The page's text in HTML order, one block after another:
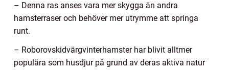
– Denna ras anses vara mer skygga än andra
hamsterraser och behöver mer utrymme att springa
runt.
– Roborovskidvärgvinterhamster har blivit alltmer
populära som husdjur på grund av deras aktiva natur